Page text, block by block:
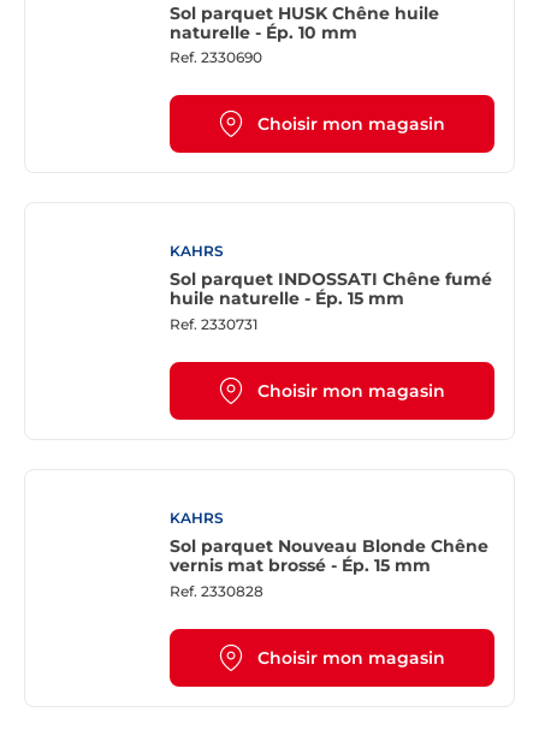
Sol parquet HUSK Chêne huile
naturelle - Ép. 10 mm
Ref. 2330690
Choisir mon magasin
KAHRS
Sol parquet INDOSSATI Chêne fumé
huile naturelle - Ép. 15 mm
Ref. 2330731
Choisir mon magasin
KAHRS
Sol parquet Nouveau Blonde Chêne
vernis mat brossé - Ép. 15 mm
Ref. 2330828
Choisir mon magasin